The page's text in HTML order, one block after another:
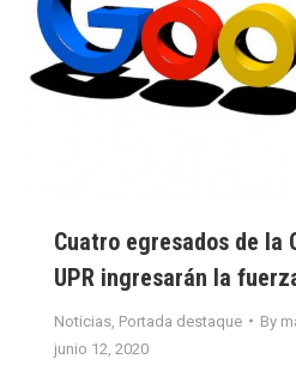
Cuatro egresados de la
UPR ingresarán la
Noticias Portada destaque By
junio 12, 2020